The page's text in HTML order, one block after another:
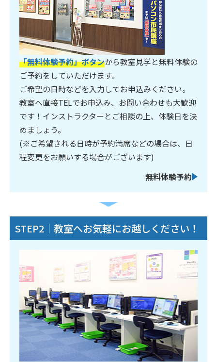
「無料体験予約」ボタンから教室見学と無料体験の
ご予約をしていただけます。
ご希望の日時などを入力してお申込みください。
教室へ直接TELでお申込み、お問い合わせも大歓迎
です！インストラクターとご相談の上、体験日を決
めましょう。
(※ご希望される日時が予約満席などの場合は、日
程変更をお願いする場合がございます)
無料体験予約
STEP2｜教室へお気軽にお越しください！